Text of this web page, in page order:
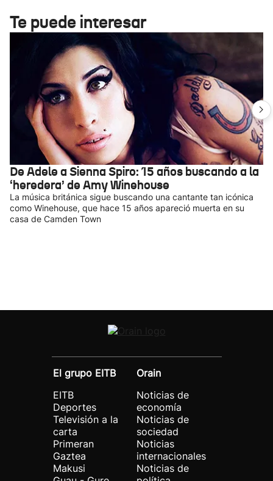
Te puede interesar
De Adele a Sienna Spiro: 15 años buscando a la
‘heredera’ de Amy Winehouse
La música británica sigue buscando una cantante tan icónica
como Winehouse, que hace 15 años apareció muerta en su
casa de Camden Town
El grupo EITB
EITB
Deportes
Televisión a la
carta
Primeran
Gaztea
Makusi
Orain
Noticias de
economía
Noticias de
sociedad
Noticias
internacionales
Noticias de